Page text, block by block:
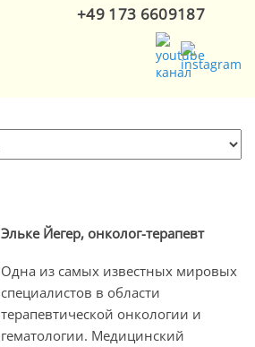
+49 173 6609187
Эльке Йегер, онколог-терапевт
Одна из самых известных мировых
специалистов в области
терапевтической онкологии и
гематологии. Медицинский